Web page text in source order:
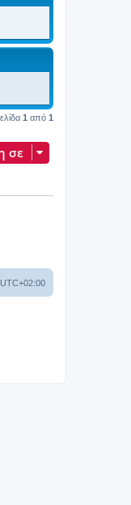
1 από 1
σε
UTC+02:00